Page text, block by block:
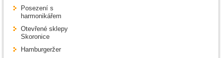
Posezení s
harmonikářem
Otevřené sklepy
Skoronice
Hamburgeržer